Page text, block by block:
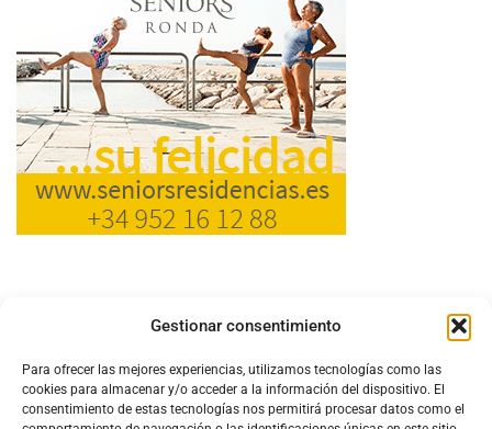
Gestionar consentimiento
Para ofrecer las mejores experiencias, utilizamos tecnologías como las
cookies para almacenar y/o acceder a la información del dispositivo. El
consentimiento de estas tecnologías nos permitirá procesar datos como el